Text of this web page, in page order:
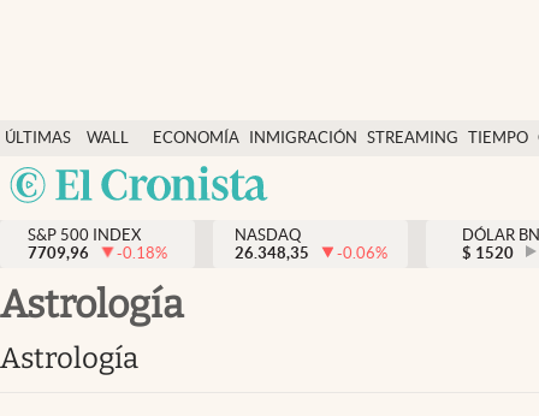
ÚLTIMAS
NOTICIAS
WALL
STREET
Y
DÓLAR
ECONOMÍA INMIGRACIÓN STREAMING TIEMPO
México
Finanzas y economía
Wall Street y dólar
Inmigración
Tiempo
Ciencia y salud
S&P 500 INDEX
7709,96
-0.18%
NASDAQ
26.348,35
-0.06%
DÓLAR
$ 1520
Astrología
Astrología